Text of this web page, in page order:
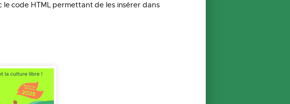
code HTML permettant de les insérer dans